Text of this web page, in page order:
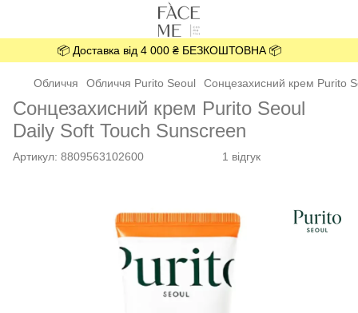
📦 Доставка від 4 000 ₴ БЕЗКОШТОВНА 📦
Обличчя Обличчя Purito Seoul Сонцезахисний крем Purito
Сонцезахисний крем Purito Seoul
Daily Soft Touch Sunscreen
Артикул: 8809563102600 1 відгук